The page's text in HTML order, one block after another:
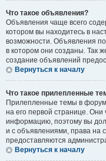
Что такое объявления?
Объявления чаще всего
котором вы находитесь в
возможности. Объявления
в котором они созданы. Так
создание объявлений
Вернуться к началу
Что такое прилепленные
Прилепленные темы в
на его первой странице.
информацию, поэтому вы
и с объявлениями, права на
предоставляются
Вернуться к началу